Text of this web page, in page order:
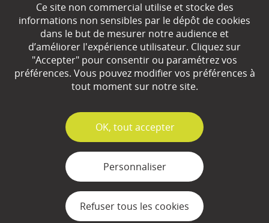
les décisions qui nous concernent.
Qui sommes-nous ?
Partenaires
Espace Presse
Ce site non commercial utilise et stocke des
informations non sensibles par le dépôt de cookies
dans le but de mesurer notre audience et
d’améliorer l'expérience utilisateur. Cliquez sur
"Accepter" pour consentir ou paramétrez vos
préférences. Vous pouvez modifier vos préférences à
tout moment sur notre site.
✓
OK, tout accepter
Personnaliser
Refuser tous les cookies